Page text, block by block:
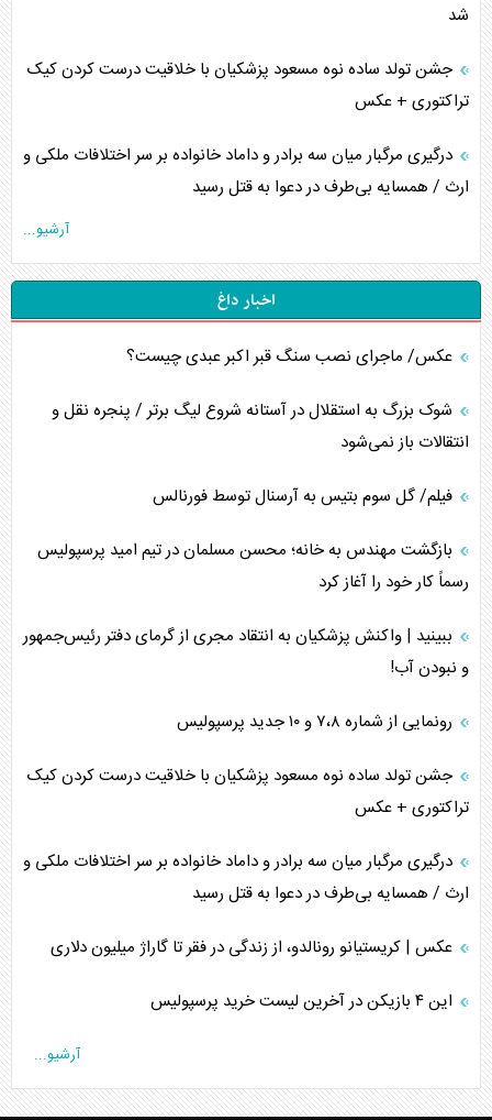
شد
جشن تولد ساده نوه مسعود پزشکیان با خلاقیت درست کردن کیک
تراکتوری + عکس
درگیری مرگبار میان سه برادر و داماد خانواده بر سر اختلافات ملکی و
ارث / همسایه بی‌طرف در دعوا به قتل رسید
آرشیو...
اخبار داغ
عکس/ ماجرای نصب سنگ قبر اکبر عبدی چیست؟
شوک بزرگ به استقلال در آستانه شروع لیگ برتر / پنجره نقل و
انتقالات باز نمی‌شود
فیلم/ گل سوم بتیس به آرسنال توسط فورنالس
بازگشت مهندس به خانه؛ محسن مسلمان در تیم امید پرسپولیس
رسماً کار خود را آغاز کرد
ببینید | واکنش پزشکیان به انتقاد مجری از گرمای دفتر رئیس‌جمهور
و نبودن آب!
رونمایی از شماره ۷،۸ و ۱۰ جدید پرسپولیس
جشن تولد ساده نوه مسعود پزشکیان با خلاقیت درست کردن کیک
تراکتوری + عکس
درگیری مرگبار میان سه برادر و داماد خانواده بر سر اختلافات ملکی و
ارث / همسایه بی‌طرف در دعوا به قتل رسید
عکس | کریستیانو رونالدو، از زندگی در فقر تا گاراژ میلیون دلاری
این ۴ بازیکن در آخرین لیست خرید پرسپولیس
آرشیو...